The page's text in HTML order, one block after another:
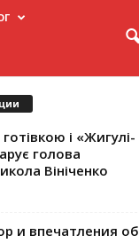
і «Жигулі-
голова
Вініченко
и впечатления об